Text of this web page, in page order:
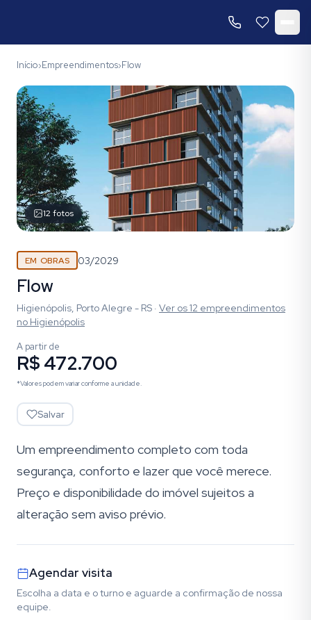
Início›Empreendimentos›Flow
12 fotos
EM OBRAS 03/2029
Flow
Higienópolis, Porto Alegre - RS · Ver os12 empreendimentos
no Higienópolis
A partir de
R$ 472.700
*Valores podem variar conforme a unidade.
Salvar
Um empreendimento completo com toda
segurança, conforto e lazer que você merece.
Preço e disponibilidade do imóvel sujeitos a
alteração sem aviso prévio.
Agendar visita
Escolha a data e o turno e aguarde a confirmação de nossa
equipe.